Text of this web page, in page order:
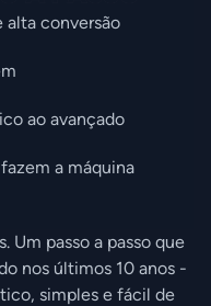
alta conversão
ao avançado
a máquina
Um passo a passo que
nos últimos 10 anos -
simples e fácil de